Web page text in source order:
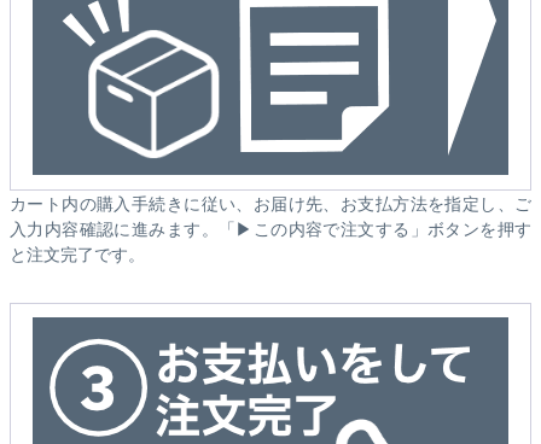
カート内の購入手続きに従い、お届け先、お支払方法を指定し、ご
入力内容確認に進みます。「▶この内容で注文する」ボタンを押す
と注文完了です。